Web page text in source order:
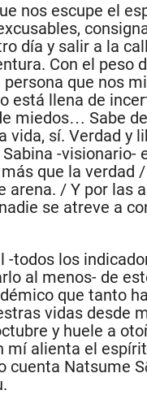
nos escupe el
día y salir a la
Con el peso
que nos
está llena de
miedos… Sabe de
vida, sí. Verdad y
-visionario-
que la verdad
arena. / Y por las
se atreve a
-todos los
al menos- de
que tanto ha
vidas desde
y huele a
mí alienta el
cuenta Natsume